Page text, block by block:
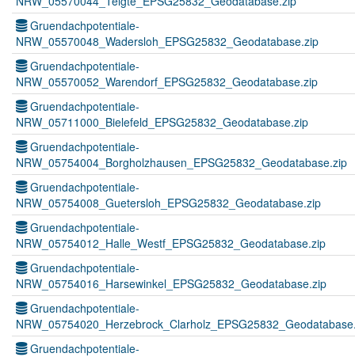
Gruendachpotentiale-
NRW_05570048_Wadersloh_EPSG25832_Geodatabase.zip
Gruendachpotentiale-
NRW_05570052_Warendorf_EPSG25832_Geodatabase.zip
Gruendachpotentiale-
NRW_05711000_Bielefeld_EPSG25832_Geodatabase.zip
Gruendachpotentiale-
NRW_05754004_Borgholzhausen_EPSG25832_Geodatabase.zip
Gruendachpotentiale-
NRW_05754008_Guetersloh_EPSG25832_Geodatabase.zip
Gruendachpotentiale-
NRW_05754012_Halle_Westf_EPSG25832_Geodatabase.zip
Gruendachpotentiale-
NRW_05754016_Harsewinkel_EPSG25832_Geodatabase.zip
Gruendachpotentiale-
Gruendachpotentiale-